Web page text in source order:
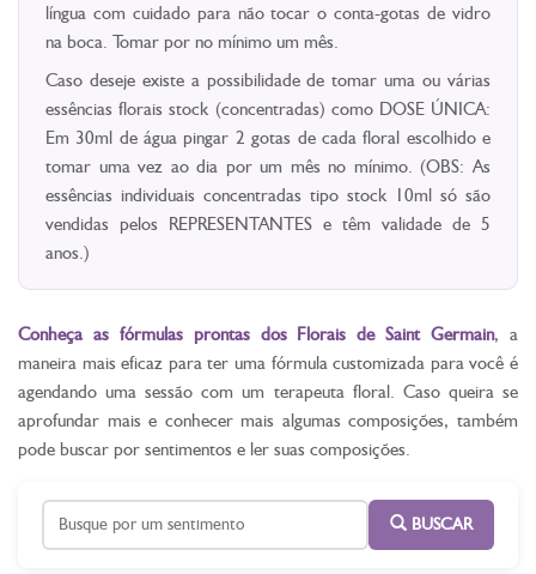
língua com cuidado para não tocar o conta-gotas de vidro
na boca. Tomar por no mínimo um mês.
Caso deseje existe a possibilidade de tomar uma ou várias
essências florais stock (concentradas) como DOSE ÚNICA:
Em 30ml de água pingar 2 gotas de cada floral escolhido e
tomar uma vez ao dia por um mês no mínimo. (OBS: As
essências individuais concentradas tipo stock 10ml só são
vendidas pelos REPRESENTANTES e têm validade de 5
anos.)
Conheça as fórmulas prontas dos Florais de Saint Germain, a
maneira mais eficaz para ter uma fórmula customizada para você é
agendando uma sessão com um terapeuta floral. Caso queira se
aprofundar mais e conhecer mais algumas composições, também
pode buscar por sentimentos e ler suas composições.
BUSCAR